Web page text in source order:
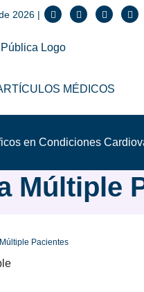
2026 |
MÉDICOS
en Condiciones
Múltiple
Pacientes